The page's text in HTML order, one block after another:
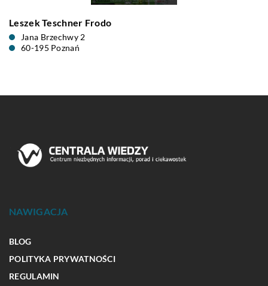
Leszek Teschner Frodo
Jana Brzechwy 2
60-195 Poznań
NAWIGACJA
BLOG
POLITYKA PRYWATNOŚCI
REGULAMIN